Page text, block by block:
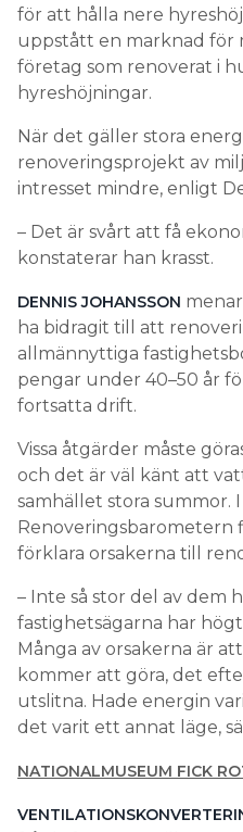
för att hålla nere
uppstått en marknad för
företag som renoverat i
hyreshöjningar.
När det gäller stora
renoveringsprojekt av
intresset mindre, enligt
– Det är svårt att få
konstaterar han krasst.
DENNIS JOHANSSON
ha bidragit till att
allmännyttiga
pengar under 40–50 år
fortsatta drift.
Vissa åtgärder måste
och det är väl känt att
samhället stora summor.
Renoveringsbarometern
förklara orsakerna till
– Inte så stor del av dem
fastighetsägarna har
Många av orsakerna är
kommer att göra, det
utslitna. Hade energin
det varit ett annat läge,
NATIONALMUSEUM FICK